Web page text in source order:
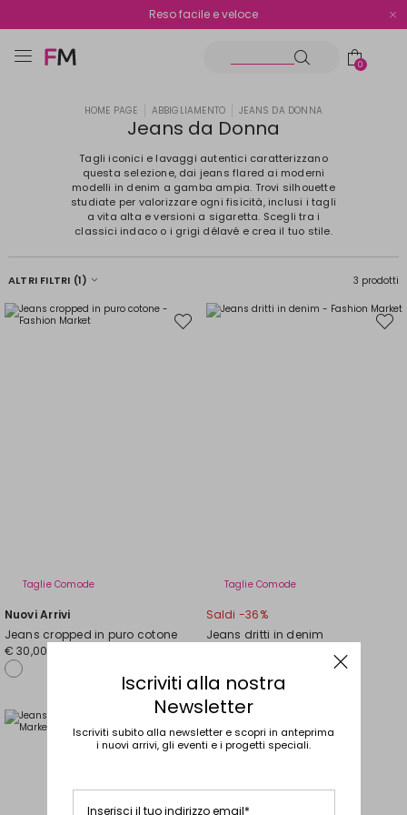
Reso facile e veloce
Spedizione gratuita oltre i €70
0
HOME PAGE ABBIGLIAMENTO JEANS DA DONNA
Jeans da Donna
Tagli iconici e lavaggi autentici caratterizzano
questa selezione, dai jeans flared ai moderni
modelli in denim a gamba ampia. Trovi silhouette
studiate per valorizzare ogni fisicità, inclusi i tagli
a vita alta e versioni a sigaretta. Scegli tra i
classici indaco o i grigi délavé e crea il tuo stile.
ALTRI FILTRI (1) 3 prodotti
Taglie Comode
Nuovi Arrivi
Jeans cropped in puro cotone
€ 30,00
Sposta
Taglie Comode
Saldi -36%
Jeans dritti in denim
28,00
18,00
Sposta
wishlist
Iscriviti alla nostra
Newsletter
Iscriviti subito alla newsletter e scopri in anteprima
i nuovi arrivi, gli eventi e i progetti speciali.
Inserisci il tuo indirizzo email*